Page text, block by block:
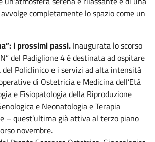
completamente lo spazio come un
i prossimi passi. Inaugurata lo scorso
del Padiglione 4 è destinata ad ospitare
Policlinico e i servizi ad alta intensità
di Ostetricia e Medicina dell’Età
e Fisiopatologia della Riproduzione
e Neonatologia e Terapia
– quest’ultima già attiva al terzo piano
novembre.